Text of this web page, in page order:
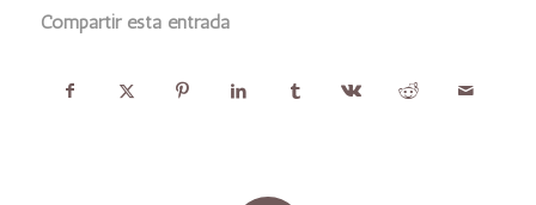
Compartir esta entrada